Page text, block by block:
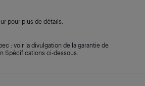
pour plus de détails.
: voir la divulgation de la garantie de
Spécifications ci-dessous.